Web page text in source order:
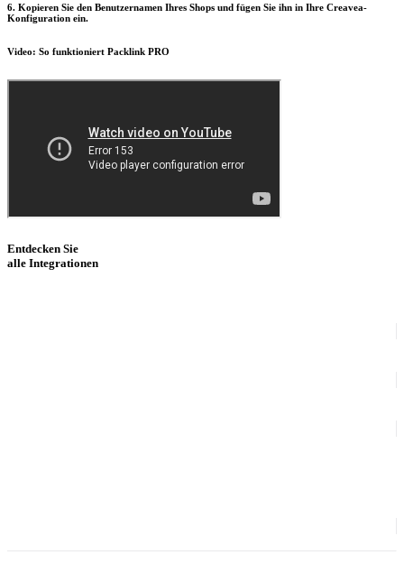
6. Kopieren Sie den Benutzernamen Ihres Shops und fügen Sie ihn in Ihre Creavea-
Konfiguration ein.
Video: So funktioniert Packlink PRO
Entdecken Sie
alle Integrationen